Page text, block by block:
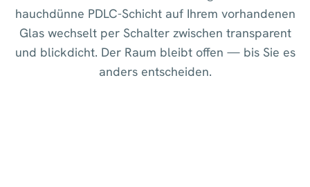
hauchdünne PDLC-Schicht auf Ihrem vorhandenen
Glas wechselt per Schalter zwischen transparent
und blickdicht. Der Raum bleibt offen — bis Sie es
anders entscheiden.